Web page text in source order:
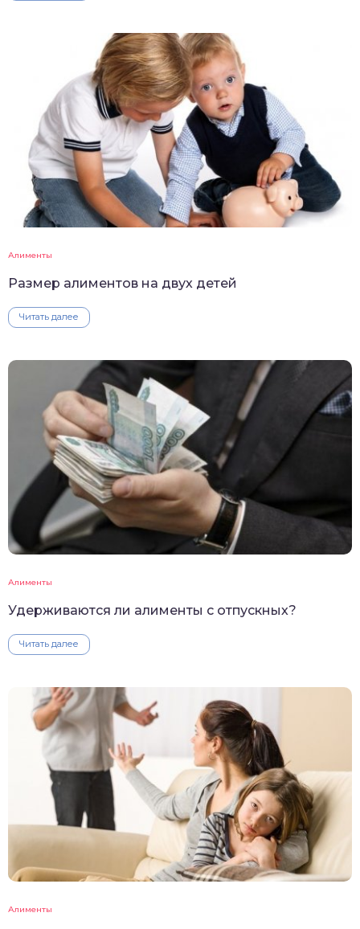
Алименты
Размер алиментов на двух детей
Читать далее
Алименты
Удерживаются ли алименты с отпускных?
Читать далее
Алименты